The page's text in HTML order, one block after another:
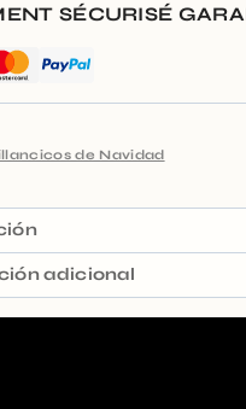
SÉCURISÉ
de Navidad
adicional